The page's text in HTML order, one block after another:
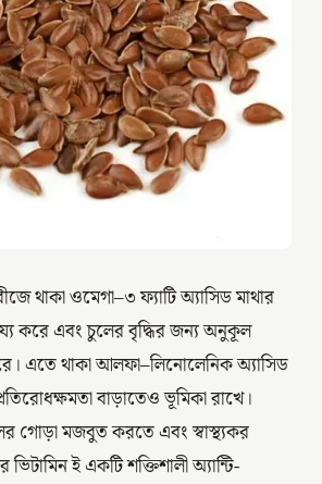
থাকা ওমেগা–৩ ফ্যাটি অ্যাসিড মাথার
করে এবং চুলের বৃদ্ধির জন্য অনুকূল
এতে থাকা আলফা–লিনোলেনিক অ্যাসিড
বাড়াতেও ভূমিকা রাখে।
গোড়া মজবুত করতে এবং স্বাস্থ্যকর
ই একটি শক্তিশালী অ্যান্টি-